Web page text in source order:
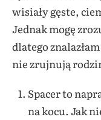
wisiały gęste,
Jednak mogę
dlatego
nie zrujnują
Spacer to
na kocu. Jak